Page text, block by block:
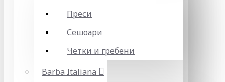
Преси
Сешоари
Четки и гребени
Barba Italiana